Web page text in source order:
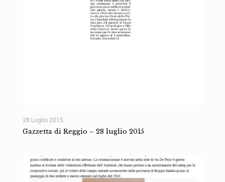
28 Luglio 2015
Gazzetta di Reggio – 28 luglio 2015